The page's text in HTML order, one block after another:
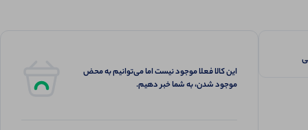
این کالا فعلا موجود نیست اما می‌توانیم به محض
موجود شدن، به شما خبر دهیم.